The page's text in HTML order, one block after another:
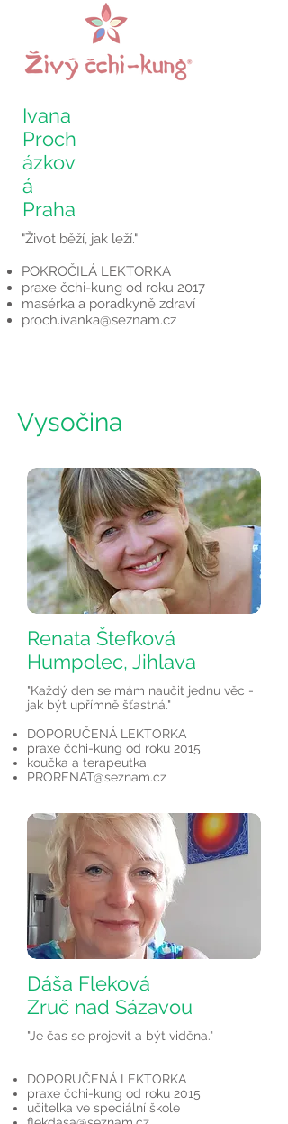
Ivana
Proch
ázkov
á
Praha
"Život běží, jak leží."
POKROČILÁ LEKTORKA
praxe čchi-kung od roku 2017
masérka a poradkyně zdraví
proch.ivanka@seznam.cz
Vysočina
Renata Štefková
Humpolec, Jihlava
"Každý den se mám naučit jednu věc -
jak být upřímně šťastná."
DOPORUČENÁ LEKTORKA
praxe čchi-kung od roku 2015
koučka a terapeutka
PRORENAT@seznam.cz
Dáša Fleková
Zruč nad Sázavou
"Je čas se projevit a být viděna."
DOPORUČENÁ LEKTORKA
praxe čchi-kung od roku 2015
učitelka ve speciální škole